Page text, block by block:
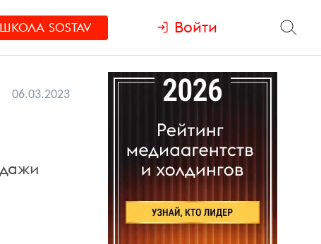
ШКОЛА SOSTAV Войти
06.03.2023